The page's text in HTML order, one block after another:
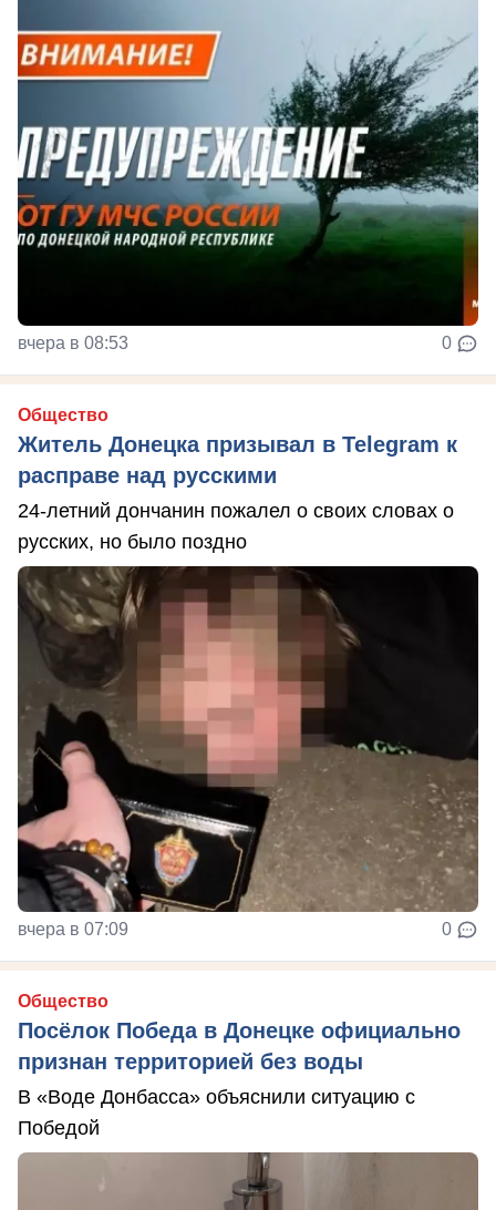
вчера в 08:53 0
Общество
Житель Донецка призывал в Telegram к
расправе над русскими
24-летний дончанин пожалел о своих словах о
русских, но было поздно
вчера в 07:09 0
Общество
Посёлок Победа в Донецке официально
признан территорией без воды
В «Воде Донбасса» объяснили ситуацию с
Победой